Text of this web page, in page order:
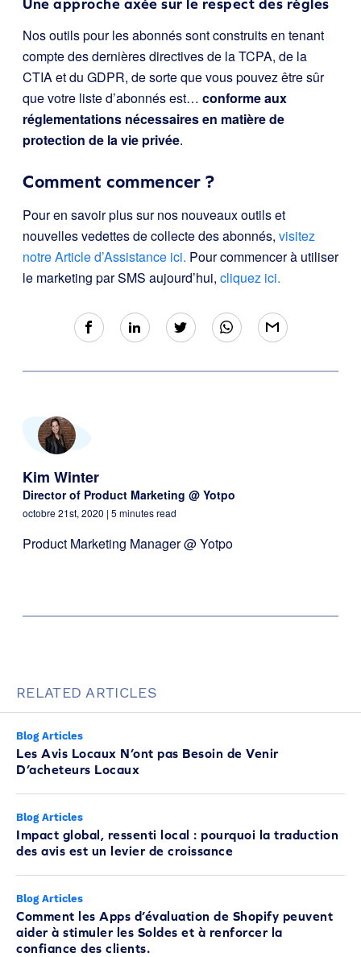
Une approche axée sur le respect des règles
Nos outils pour les abonnés sont construits en tenant
compte des dernières directives de la TCPA, de la
CTIA et du GDPR, de sorte que vous pouvez être sûr
que votre liste d’abonnés est… conforme aux
réglementations nécessaires en matière de
protection de la vie privée.
Comment commencer ?
Pour en savoir plus sur nos nouveaux outils et
nouvelles vedettes de collecte des abonnés, visitez
notre Article d’Assistance ici. Pour commencer à utiliser
le marketing par SMS aujourd’hui, cliquez ici.
Kim Winter
Director of Product Marketing @ Yotpo
octobre 21st, 2020 | 5 minutes read
Product Marketing Manager @ Yotpo
RELATED ARTICLES
Blog Articles
Les Avis Locaux N’ont pas Besoin de Venir
D’acheteurs Locaux
Blog Articles
Impact global, ressenti local : pourquoi la traduction
des avis est un levier de croissance
Blog Articles
Comment les Apps d’évaluation de Shopify peuvent
aider à stimuler les Soldes et à renforcer la
confiance des clients.